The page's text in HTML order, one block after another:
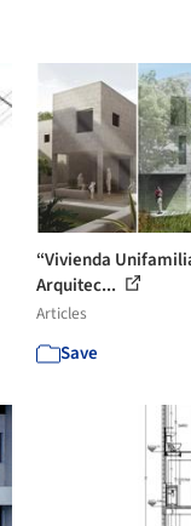
“Vivienda
Arquitec...
Articles
Save